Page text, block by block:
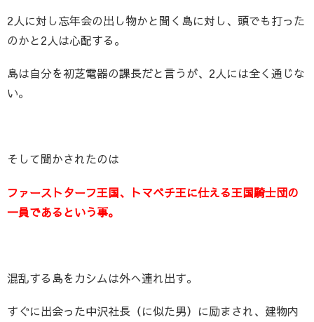
2人に対し忘年会の出し物かと聞く島に対し、頭でも打った
のかと2人は心配する。
島は自分を初芝電器の課長だと言うが、2人には全く通じな
い。
そして聞かされたのは
ファーストターフ王国、トマベチ王に仕える王国騎士団の
一員であるという事。
混乱する島をカシムは外へ連れ出す。
すぐに出会った中沢社長（に似た男）に励まされ、建物内